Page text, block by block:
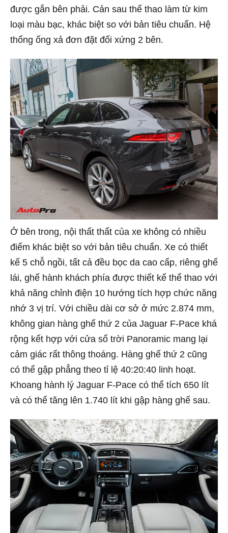
được gắn bên phải. Cản sau thể thao làm từ kim
loại màu bạc, khác biệt so với bản tiêu chuẩn. Hệ
thống ống xả đơn đặt đối xứng 2 bên.
Ở bên trong, nội thất thất của xe không có nhiều
điểm khác biệt so với bản tiêu chuẩn. Xe có thiết
kế 5 chỗ ngồi, tất cả đều bọc da cao cấp, riêng ghế
lái, ghế hành khách phía được thiết kế thể thao với
khả năng chỉnh điện 10 hướng tích hợp chức năng
nhớ 3 vị trí. Với chiều dài cơ sở ở mức 2.874 mm,
không gian hàng ghế thứ 2 của Jaguar F-Pace khá
rộng kết hợp với cửa sổ trời Panoramic mang lại
cảm giác rất thông thoáng. Hàng ghế thứ 2 cũng
có thể gập phẳng theo tỉ lệ 40:20:40 linh hoạt.
Khoang hành lý Jaguar F-Pace có thể tích 650 lít
và có thể tăng lên 1.740 lít khi gập hàng ghế sau.